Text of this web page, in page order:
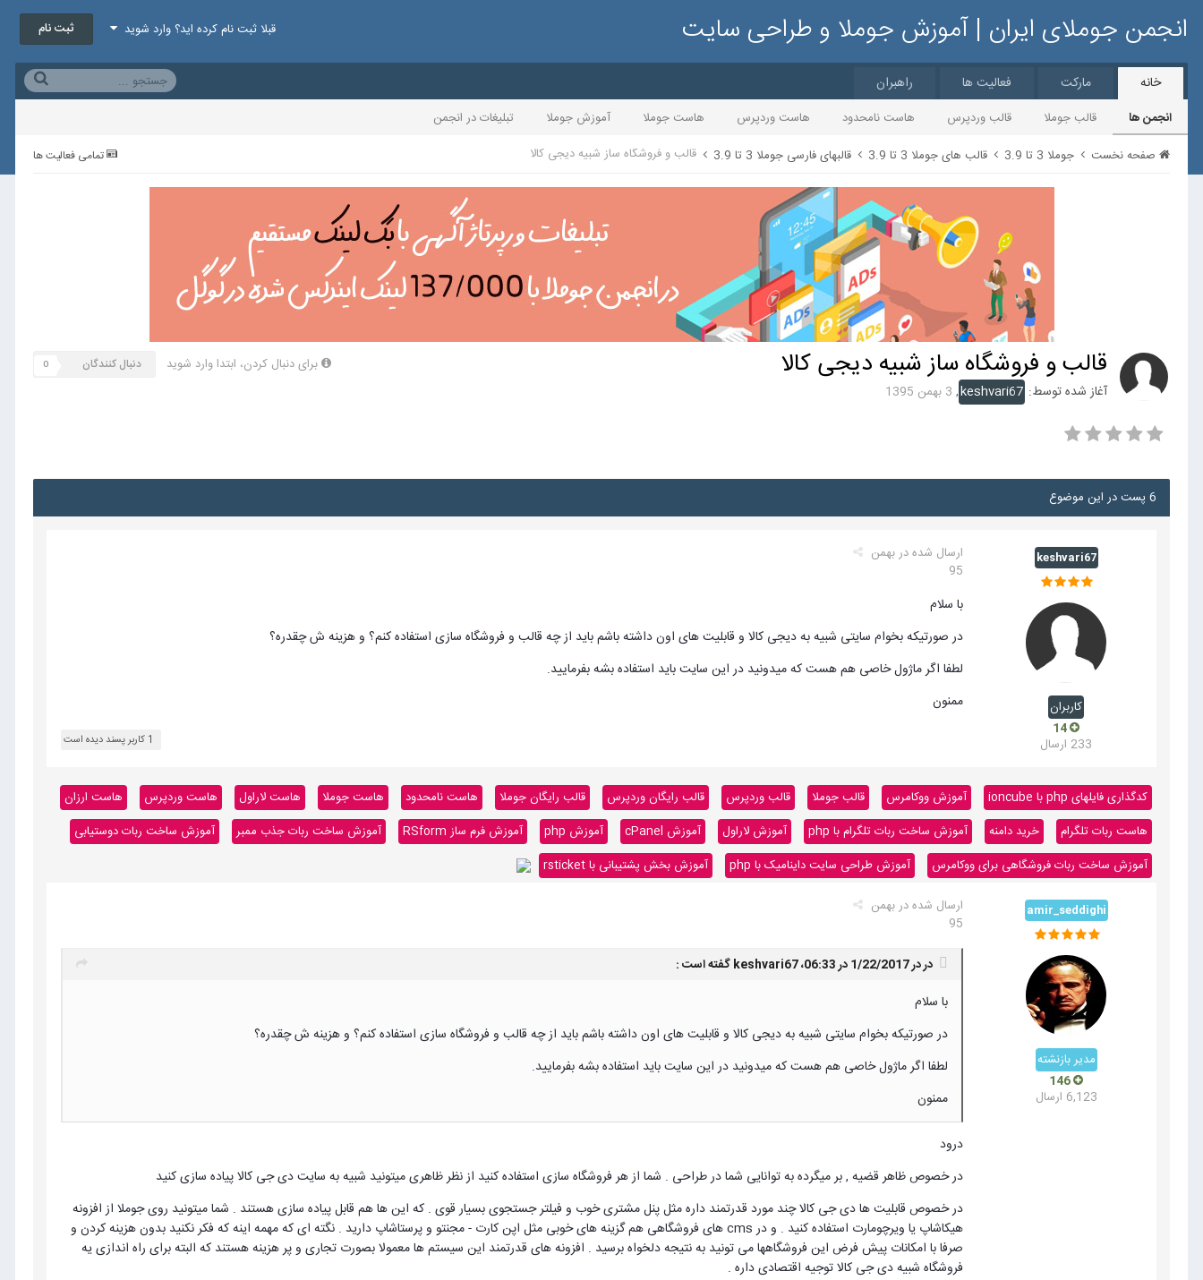
انجمن جوملای ایران | آموزش جوملا و طراحی سایت قبلا ثبت نام کرده اید؟ وارد شوید ثبت نام
خانه
انجمن ها قالب جوملا قالب وردپرس هاست نامحدود هاست وردپرس هاست جوملا آموزش جوملا تبلیغات در انجمن
مارکت فعالیت ها راهبران
تمامی فعالیت ها صفحه نخست جوملا 3 تا 3.9 قالب های جوملا 3 تا 3.9 قالبهای فارسی جوملا 3 تا 3.9 قالب و فروشگاه ساز شبیه دیجی کالا
برای دنبال کردن، ابتدا وارد شوید دنبال کنندگان 0 قالب و فروشگاه ساز شبیه دیجی کالا
آغاز شده توسط: keshvari67
, 3 بهمن 1395
6 پست در این موضوع
keshvari67
کاربران
233 ارسال
ارسال شده دربهمن
95
با سلام
در صورتیکه بخوام سایتی شبیه به دیجی کالا و قابلیت های اون داشته باشم باید از چه قالب و فروشگاه سازی استفاده کنم؟ و هزینه ش چقدره؟
لطفا اگر ماژول خاصی هم هست که میدونید در این سایت باید استفاده بشه بفرمایید.
ممنون
1 کاربر پسند دیده است
کدگذاری فایلهای php با ioncube آموزش ووکامرس قالب جوملا قالب وردپرس قالب رایگان وردپرس قالب رایگان جوملا هاست نامحدود هاست جوملا هاست لاراول هاست وردپرس
هاست ارزان
هاست ربات تلگرام
خرید دامنه آموزش ساخت ربات تلگرام با php آموزش لاراول آموزش cPanel آموزش php آموزش فرم ساز RSform آموزش ساخت ربات جذب ممبر
آموزش ساخت ربات دوستیابی
آموزش ساخت ربات فروشگاهی برای ووکامرس
آموزش طراحی سایت داینامیک با php آموزش بخش پشتیبانی با rsticket
amir_seddighi
مدیر بازنشته
6,123 ارسال
ارسال شده دربهمن
95
در در 1/22/2017 در 06:33، keshvari67گفته است :
با سلام
در صورتیکه بخوام سایتی شبیه به دیجی کالا و قابلیت های اون داشته باشم باید از چه قالب و فروشگاه سازی استفاده کنم؟ و هزینه ش چقدره؟
لطفا اگر ماژول خاصی هم هست که میدونید در این سایت باید استفاده بشه بفرمایید.
ممنون
درود
در خصوص ظاهر قضیه , بر میگرده به توانایی شما در طراحی . شما از هر فروشگاه سازی استفاده کنید از نظر ظاهری میتونید شبیه به سایت دی جی کالا پیاده سازی کنید
در خصوص قابلیت ها دی جی کالا چند مورد قدرتمند داره مثل پنل مشتری خوب و فیلتر جستجوی بسیار قوی . که این ها هم قابل پیاده سازی هستند . شما میتونید روی جوملا از افزونه
هیکاشاپ یا ویرچومارت استفاده کنید . و در cms های فروشگاهی هم گزینه های خوبی مثل اپن کارت - مجنتو و پرستاشاپ دارید . نگته ای که مهمه اینه که فکر نکنید بدون هزینه کردن و
صرفا با امکانات پیش فرض این فروشگاهها می تونید به نتیجه دلخواه برسید . افزونه های قدرتمند این سیستم ها معمولا بصورت تجاری و پر هزینه هستند که البته برای راه اندازی یه
فروشگاه شبیه دی جی کالا توجیه اقتصادی داره .